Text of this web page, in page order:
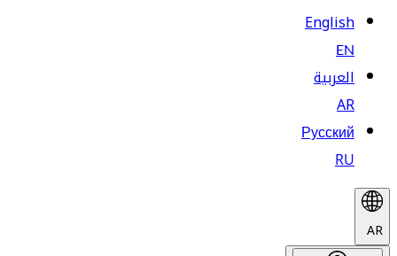
English
EN
العربية
AR
Русский
RU
AR